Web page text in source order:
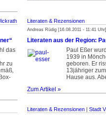
das
zu
Literaten & Rezensionen
Andreas Rüdig [16.08.2011 - 11:41 Uhr]
Literaten aus der Region:
Paul Eßer
1939 in
geboren. Er
13jähriger
Hause aus.
Zum Artikel »
Literaten & Rezensionen | Stadt